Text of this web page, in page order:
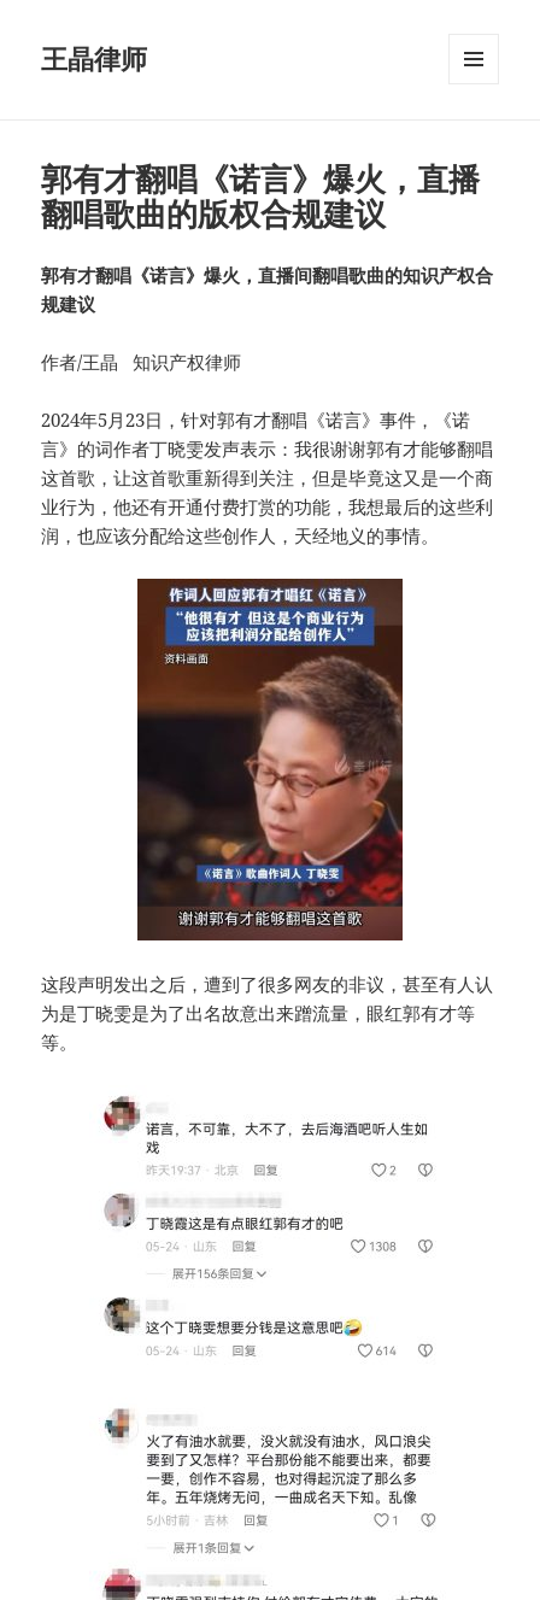
王晶律师
郭有才翻唱《诺言》爆火，直播
翻唱歌曲的版权合规建议
郭有才翻唱《诺言》爆火，直播间翻唱歌曲的知识产权合
规建议
作者/王晶 知识产权律师
2024年5月23日，针对郭有才翻唱《诺言》事件，《诺
言》的词作者丁晓雯发声表示：我很谢谢郭有才能够翻唱
这首歌，让这首歌重新得到关注，但是毕竟这又是一个商
业行为，他还有开通付费打赏的功能，我想最后的这些利
润，也应该分配给这些创作人，天经地义的事情。
这段声明发出之后，遭到了很多网友的非议，甚至有人认
为是丁晓雯是为了出名故意出来蹭流量，眼红郭有才等
等。